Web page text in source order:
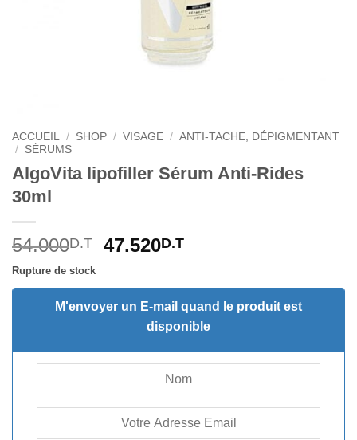
ACCUEIL / SHOP / VISAGE / ANTI-TACHE, DÉPIGMENTANT
/ SÉRUMS
AlgoVita lipofiller Sérum Anti-Rides
30ml
54.000D.T
Le
initial
était :
54.000D.T.
47.520D.TLe
actuel
est :
47.520D.T.
Rupture de stock
M'envoyer un E-mail quand le produit est
disponible